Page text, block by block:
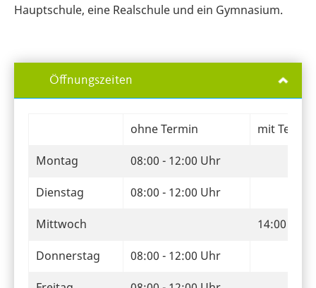
Hauptschule, eine Realschule und ein Gymnasium.
Öffnungszeiten
ohne Termin mit Termin
Montag 08:00 - 12:00 Uhr
Dienstag 08:00 - 12:00 Uhr
Mittwoch 14:00 - 18
Donnerstag 08:00 - 12:00 Uhr